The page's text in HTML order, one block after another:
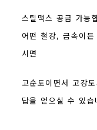
스틸맥스 공급 가능
어떤 철강, 금속이
시면
고순도이면서 고강도
답을 얻으실 수 있습